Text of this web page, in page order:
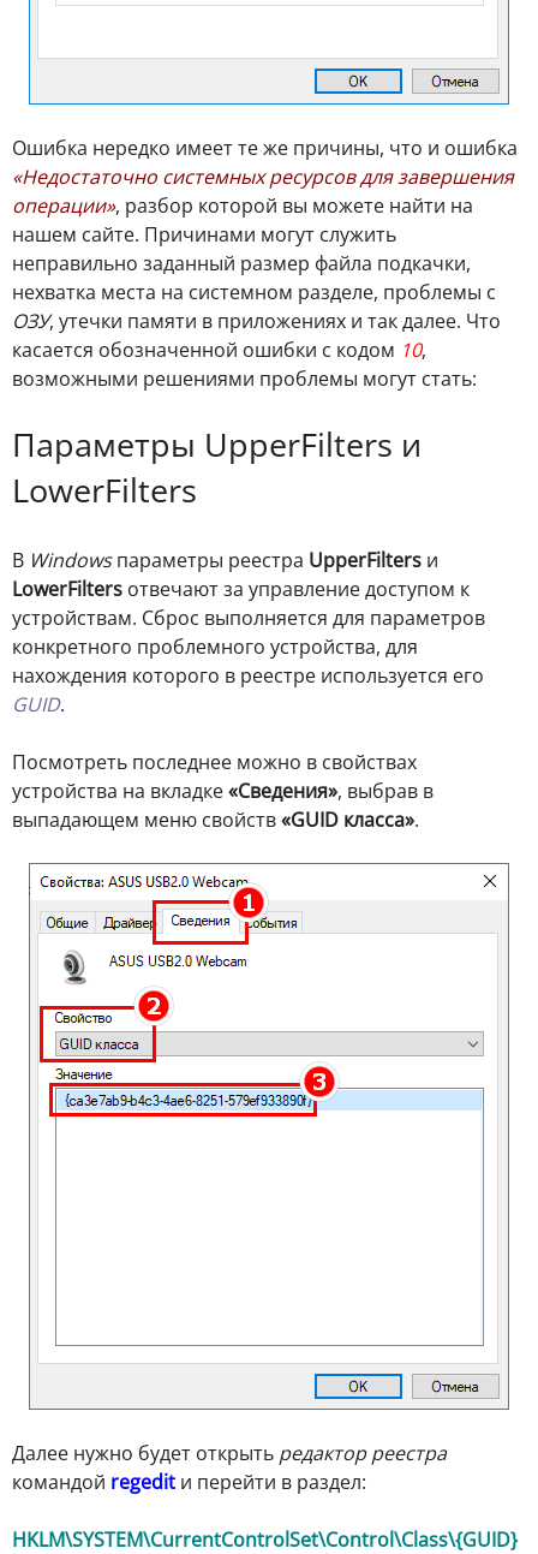
Ошибка нередко имеет те же причины, что и ошибка
«Недостаточно системных ресурсов для завершения
операции», разбор которой вы можете найти на
нашем сайте. Причинами могут служить
неправильно заданный размер файла подкачки,
нехватка места на системном разделе, проблемы с
ОЗУ, утечки памяти в приложениях и так далее. Что
касается обозначенной ошибки с кодом 10,
возможными решениями проблемы могут стать:
Параметры UpperFilters и
LowerFilters
В Windowsпараметры реестра UpperFilters и
LowerFilters отвечают за управление доступом к
устройствам. Сброс выполняется для параметров
конкретного проблемного устройства, для
нахождения которого в реестре используется его
GUID.
Посмотреть последнее можно в свойствах
устройства на вкладке«Сведения», выбрав в
выпадающем меню свойств«GUID класса».
Далее нужно будет открыть редактор реестра
командой regedit и перейти в раздел:
HKLM\SYSTEM\CurrentControlSet\Control\Class\{GUID}